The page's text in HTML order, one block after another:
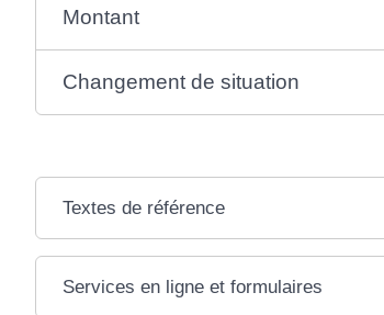
Montant
Changement de situation
Textes de référence
Services en ligne et formulaires